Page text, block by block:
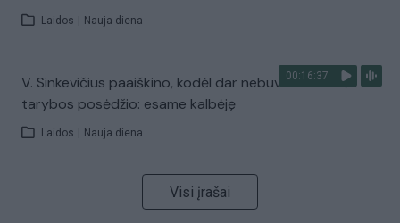
Laidos Nauja diena
00:16:37
V. Sinkevičius paaiškino, kodėl dar nebuvo Koalicinės
tarybos posėdžio: esame kalbėję
Laidos Nauja diena
Visi įrašai